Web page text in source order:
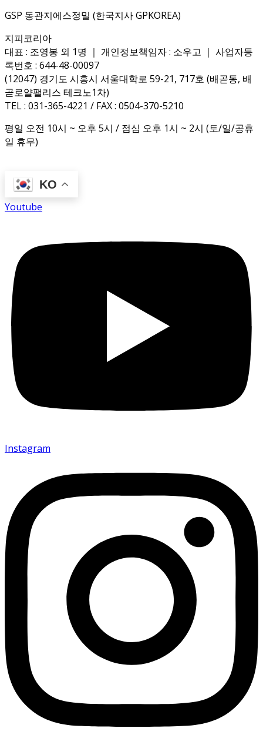
GSP 동관지에스정밀 (한국지사 GPKOREA)
지피코리아
대표 : 조영봉 외 1명 ｜ 개인정보책임자 : 소우고 ｜ 사업자등
록번호 : 644-48-00097
(12047) 경기도 시흥시 서울대학로 59-21, 717호 (배곧동, 배
곧로얄팰리스 테크노1차)
TEL : 031-365-4221 / FAX : 0504-370-5210
평일 오전 10시 ~ 오후 5시 / 점심 오후 1시 ~ 2시 (토/일/공휴
일 휴무)
KO
Youtube
Instagram